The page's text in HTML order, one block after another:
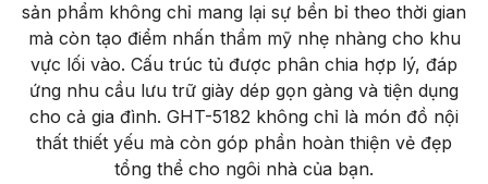
sản phẩm không chỉ mang lại sự bền bỉ theo thời gian
mà còn tạo điểm nhấn thẩm mỹ nhẹ nhàng cho khu
vực lối vào. Cấu trúc tủ được phân chia hợp lý, đáp
ứng nhu cầu lưu trữ giày dép gọn gàng và tiện dụng
cho cả gia đình. GHT-5182 không chỉ là món đồ nội
thất thiết yếu mà còn góp phần hoàn thiện vẻ đẹp
tổng thể cho ngôi nhà của bạn.